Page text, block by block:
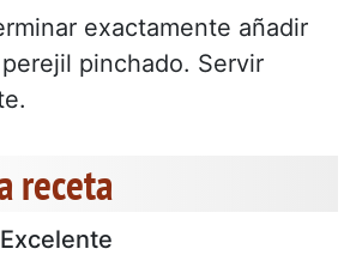
exactamente añadir
pinchado. Servir
receta
Excelente